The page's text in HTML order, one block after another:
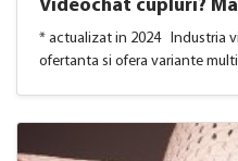
Videochat cupluri?
* actualizat in 2024 Industria
ofertanta si ofera variante